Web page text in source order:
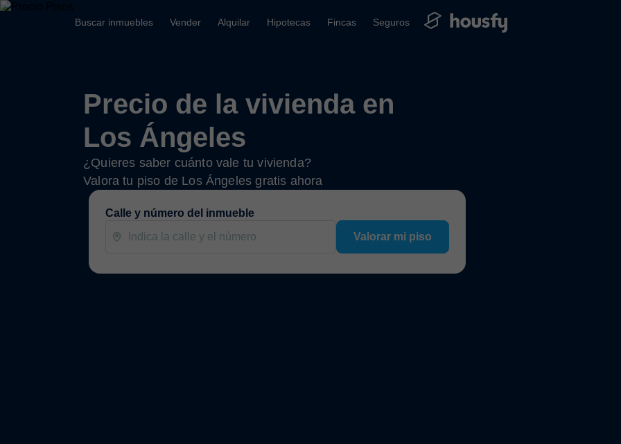
Buscar inmuebles Vender Alquilar Hipotecas Fincas Seguros
Precio de la vivienda en
Los Ángeles
¿Quieres saber cuánto vale tu vivienda?
Valora tu piso de Los Ángeles gratis ahora
Calle y número del inmueble
Valorar mi piso